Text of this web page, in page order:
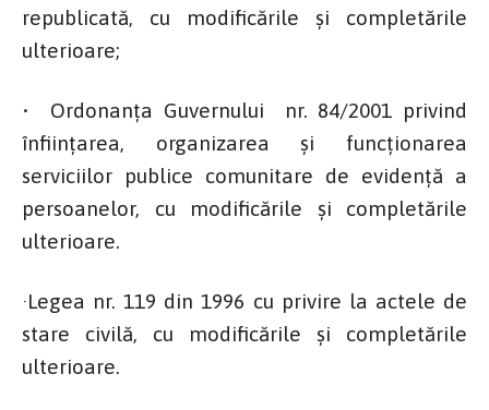
republicată, cu modificările şi completările
ulterioare;
• Ordonanţa Guvernului nr. 84/2001 privind
înfiinţarea, organizarea şi funcţionarea
serviciilor publice comunitare de evidenţă a
persoanelor, cu modificările şi completările
ulterioare.
·Legea nr. 119 din 1996 cu privire la actele de
stare civilă, cu modificările şi completările
ulterioare.